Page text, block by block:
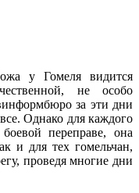
у Гомеля видится
не особо
за эти дни
Однако для каждого
переправе, она
и для тех гомельчан,
проведя многие дни